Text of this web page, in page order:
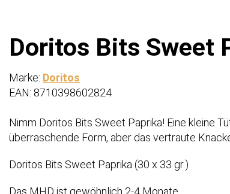
Do­ri­tos Bits Sweet
Marke: Doritos
EAN: 8710398602824
Nimm Doritos Bits Sweet Paprika! Eine kleine
überraschende Form, aber das vertraute
Do­ri­tos Bits Sweet Paprika (30 x 33 gr.)